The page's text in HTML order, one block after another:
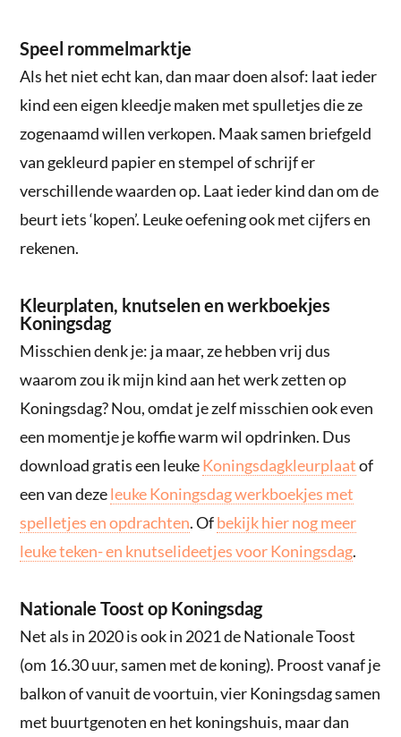
Speel rommelmarktje
Als het niet echt kan, dan maar doen alsof: laat ieder
kind een eigen kleedje maken met spulletjes die ze
zogenaamd willen verkopen. Maak samen briefgeld
van gekleurd papier en stempel of schrijf er
verschillende waarden op. Laat ieder kind dan om de
beurt iets ‘kopen’. Leuke oefening ook met cijfers en
rekenen.
Kleurplaten, knutselen en werkboekjes
Koningsdag
Misschien denk je: ja maar, ze hebben vrij dus
waarom zou ik mijn kind aan het werk zetten op
Koningsdag? Nou, omdat je zelf misschien ook even
een momentje je koffie warm wil opdrinken. Dus
download gratis een leukeKoningsdagkleurplaatof
een van dezeleuke Koningsdag werkboekjes met
spelletjes en opdrachten. Ofbekijk hier nog meer
leuke teken- en knutselideetjes voor Koningsdag.
Nationale Toost op Koningsdag
Net als in 2020 is ook in 2021 de Nationale Toost
(om 16.30 uur, samen met de koning). Proost vanaf je
balkon of vanuit de voortuin, vier Koningsdag samen
met buurtgenoten en het koningshuis, maar dan